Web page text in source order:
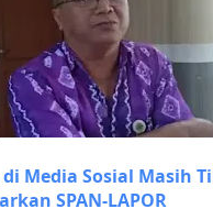
Media Sosial Masih
SPAN-LAPOR